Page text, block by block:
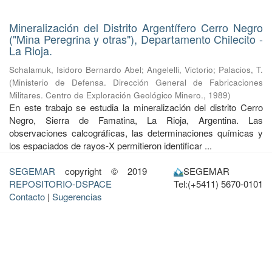
Mineralización del Distrito Argentífero Cerro Negro
("Mina Peregrina y otras"), Departamento Chilecito -
La Rioja.
Schalamuk, Isidoro Bernardo Abel; Angelelli, Victorio; Palacios, T.
(Ministerio de Defensa. Dirección General de Fabricaciones
Militares. Centro de Exploración Geológico Minero., 1989)
En este trabajo se estudia la mineralización del distrito Cerro
Negro, Sierra de Famatina, La Rioja, Argentina. Las
observaciones calcográficas, las determinaciones químicas y
los espaciados de rayos-X permitieron identificar ...
SEGEMAR copyright © 2019
REPOSITORIO-DSPACE
Contacto | Sugerencias
SEGEMAR
Tel:(+5411) 5670-0101